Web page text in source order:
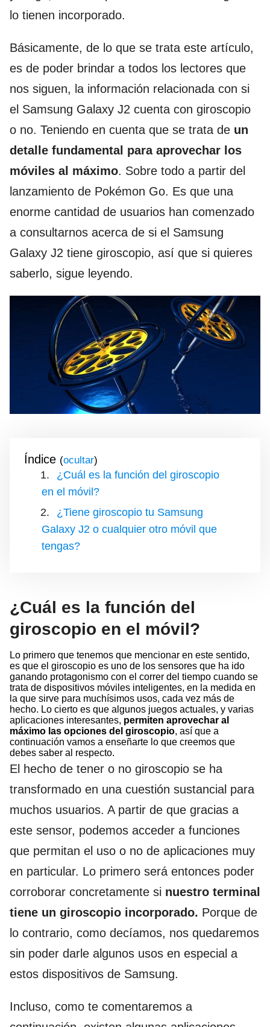
lo tienen incorporado.
Básicamente, de lo que se trata este artículo,
es de poder brindar a todos los lectores que
nos siguen, la información relacionada con si
el Samsung Galaxy J2 cuenta con giroscopio
o no. Teniendo en cuenta que se trata de un
detalle fundamental para aprovechar los
móviles al máximo. Sobre todo a partir del
lanzamiento de Pokémon Go. Es que una
enorme cantidad de usuarios han comenzado
a consultarnos acerca de si el Samsung
Galaxy J2 tiene giroscopio, así que si quieres
saberlo, sigue leyendo.
Índice ( )
¿Cuál es la función del giroscopio
en el móvil?
¿Tiene giroscopio tu Samsung
Galaxy J2 o cualquier otro móvil que
tengas?
¿Cuál es la función del
giroscopio en el móvil?
Lo primero que tenemos que mencionar en este sentido,
es que el giroscopio es uno de los sensores que ha ido
ganando protagonismo con el correr del tiempo cuando se
trata de dispositivos móviles inteligentes, en la medida en
la que sirve para muchísimos usos, cada vez más de
hecho. Lo cierto es que algunos juegos actuales, y varias
aplicaciones interesantes, permiten aprovechar al
máximo las opciones del giroscopio, así que a
continuación vamos a enseñarte lo que creemos que
debes saber al respecto.
El hecho de tener o no giroscopio se ha
transformado en una cuestión sustancial para
muchos usuarios. A partir de que gracias a
este sensor, podemos acceder a funciones
que permitan el uso o no de aplicaciones muy
en particular. Lo primero será entonces poder
corroborar concretamente si nuestro terminal
tiene un giroscopio incorporado. Porque de
lo contrario, como decíamos, nos quedaremos
sin poder darle algunos usos en especial a
estos dispositivos de Samsung.
Incluso, como te comentaremos a